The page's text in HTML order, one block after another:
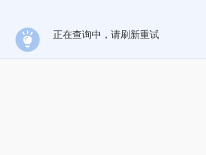
正在查询中，请刷新重试